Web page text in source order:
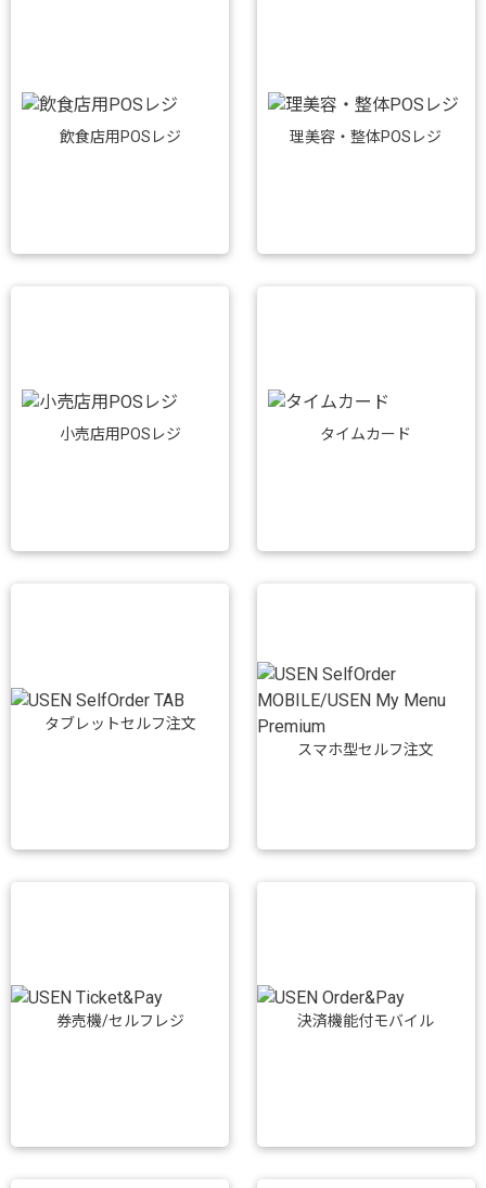
飲食店用POSレジ 理美容・整体POSレジ
小売店用POSレジ タイムカード
タブレットセルフ注文
スマホ型セルフ注文
券売機/セルフレジ 決済機能付モバイル